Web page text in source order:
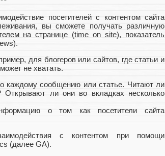
посетителей с контентом сайта
вы сможете получать различную
на странице (time on site), показатель
для блогеров или сайтов, где статьи и
не хватать.
каждому сообщению или статье. Читают ли
Открывают ли они во вкладках несколько
о том как посетители сайта
с контентом при помощи
(далее GA).